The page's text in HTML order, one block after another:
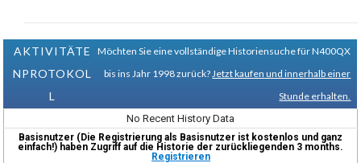
AKTIVITÄTE
NPROTOKOL
L
Möchten Sie eine vollständige Historiensuche für N400QX
bis ins Jahr 1998 zurück? Jetzt kaufen und innerhalb einer
Stunde erhalten.
No Recent History Data
Basisnutzer (Die Registrierung als Basisnutzer ist kostenlos und ganz
einfach!) haben Zugriff auf die Historie der zurückliegenden 3 months.
Registrieren